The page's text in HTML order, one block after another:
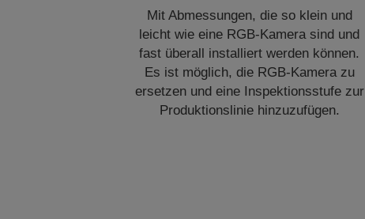
Mit Abmessungen, die so klein und
leicht wie eine RGB-Kamera sind und
fast überall installiert werden können.
Es ist möglich, die RGB-Kamera zu
ersetzen und eine Inspektionsstufe zur
Produktionslinie hinzuzufügen.